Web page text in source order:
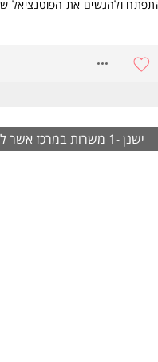
ולהגשים את הפוטנציאל
עם מערך טיפול מקיף:
בקשיי תפקוד, ויסות,
תכניות טיפול מותאמות לצרכי
ולעיתים קבוצתית
ישנן -1 משרות במרכז אשר לא צויינה בעבורן עיר